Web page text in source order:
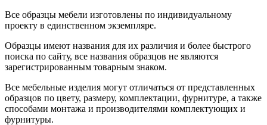
Все образцы мебели изготовлены по индивидуальному
проекту в единственном экземпляре.
Образцы имеют названия для их различия и более быстрого
поиска по сайту, все названия образцов не являются
зарегистрированным товарным знаком.
Все мебельные изделия могут отличаться от представленных
образцов по цвету, размеру, комплектации, фурнитуре, а также
способами монтажа и производителями комплектующих и
фурнитуры.